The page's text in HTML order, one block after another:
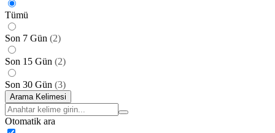
Tümü
Son 7 Gün (2)
Son 15 Gün (2)
Son 30 Gün (3)
Arama Kelimesi
Otomatik ara